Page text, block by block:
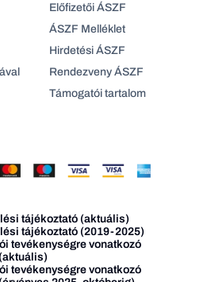
Előfizetői ÁSZF
ÁSZF Melléklet
Hirdetési ÁSZF
Rendezveny ÁSZF
Támogatói tartalom
tájékoztató (aktuális)
tájékoztató (2019-2025)
tevékenységre vonatkozó
tevékenységre vonatkozó